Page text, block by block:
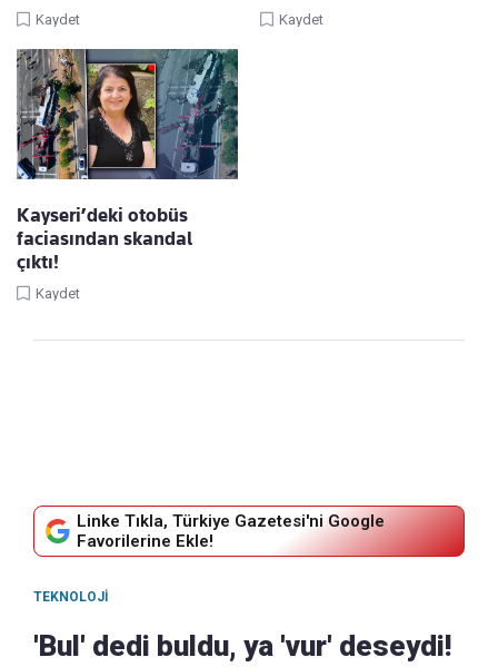
Kaydet Kaydet
Kayseri’deki otobüs
faciasından skandal
çıktı!
Kaydet
Linke Tıkla, Türkiye Gazetesi'ni Google
Favorilerine Ekle!
TEKNOLOJI
'Bul' dedi buldu, ya 'vur' deseydi!